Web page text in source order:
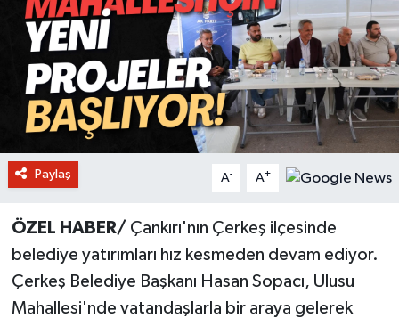
Paylaş A- A+
ÖZEL HABER/ Çankırı'nın Çerkeş ilçesinde
belediye yatırımları hız kesmeden devam ediyor.
Çerkeş Belediye Başkanı Hasan Sopacı, Ulusu
Mahallesi'nde vatandaşlarla bir araya gelerek